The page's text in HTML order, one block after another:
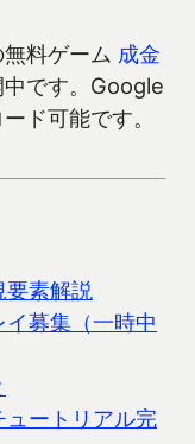
料ゲーム 成金
中です。Google
ド可能です。
素解説
募集（一時中
ュートリアル完